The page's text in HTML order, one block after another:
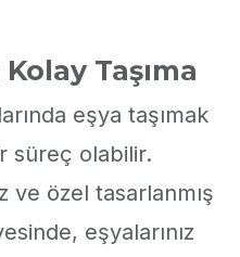
Taşıma
eşya taşımak
süreç olabilir.
ve özel tasarlanmış
eşyalarınız